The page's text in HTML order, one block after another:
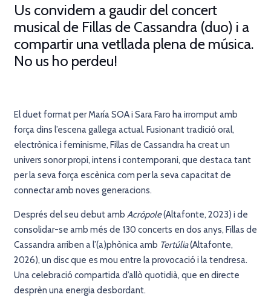
Us convidem a gaudir del concert
musical de Fillas de Cassandra (duo) i a
compartir una vetllada plena de música.
No us ho perdeu!
El duet format per María SOA i Sara Faro ha irromput amb
força dins l’escena gallega actual. Fusionant tradició oral,
electrònica i feminisme, Fillas de Cassandra ha creat un
univers sonor propi, intens i contemporani, que destaca tant
per la seva força escènica com per la seva capacitat de
connectar amb noves generacions.
Després del seu debut amb Acrópole(Altafonte, 2023) i de
consolidar-se amb més de 130 concerts en dos anys, Fillas de
Cassandra arriben a l’(a)phònica amb Tertúlia(Altafonte,
2026), un disc que es mou entre la provocació i la tendresa.
Una celebració compartida d’allò quotidià, que en directe
desprèn una energia desbordant.